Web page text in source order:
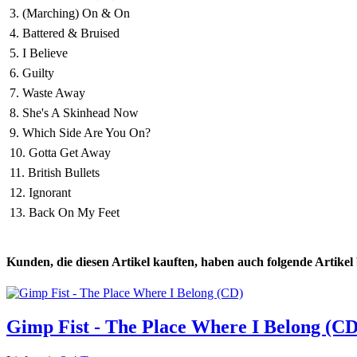
3. (Marching) On & On
4. Battered & Bruised
5. I Believe
6. Guilty
7. Waste Away
8. She's A Skinhead Now
9. Which Side Are You On?
10. Gotta Get Away
11. British Bullets
12. Ignorant
13. Back On My Feet
Kunden, die diesen Artikel kauften, haben auch folgende Artikel
Gimp Fist - The Place Where I Belong